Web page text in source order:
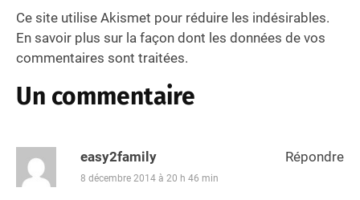
Ce site utilise Akismet pour réduire les indésirables.
En savoir plus sur la façon dont les données de vos
commentaires sont traitées.
Un commentaire
easy2family
8 décembre 2014 à 20 h 46 min
Répondre